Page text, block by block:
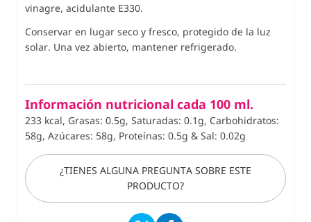
vinagre, acidulante E330.
Conservar en lugar seco y fresco, protegido de la luz
solar. Una vez abierto, mantener refrigerado.
Información nutricional cada 100 ml.
233 kcal, Grasas: 0.5g, Saturadas: 0.1g, Carbohidratos:
58g, Azúcares: 58g, Proteínas: 0.5g & Sal: 0.02g
¿TIENES ALGUNA PREGUNTA SOBRE ESTE
PRODUCTO?